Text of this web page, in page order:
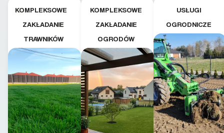
KOMPLEKSOWE
ZAKŁADANIE
TRAWNIKÓW
KOMPLEKSOWE
ZAKŁADANIE
OGRODÓW
USŁUGI
OGRODNICZE